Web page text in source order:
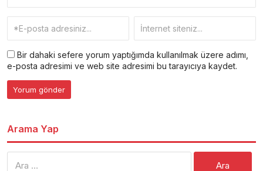
Bir dahaki sefere yorum yaptığımda kullanılmak üzere adımı,
e-posta adresimi ve web site adresimi bu tarayıcıya kaydet.
Arama Yap